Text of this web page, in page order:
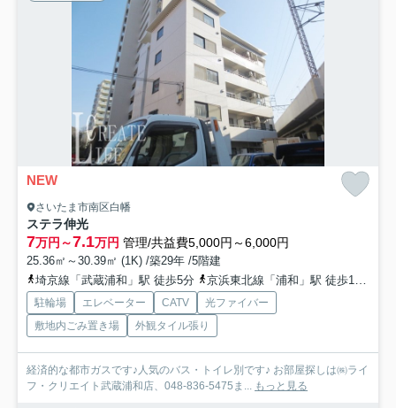
NEW
さいたま市南区白幡
ステラ伸光
7万円～7.1万円 管理/共益費5,000円～6,000円
25.36㎡～30.39㎡ (1K) /築29年 /5階建
埼京線「武蔵浦和」駅 徒歩5分
京浜東北線「浦和」駅 徒歩18分
駐輪場 エレベーター CATV
光ファイバー
敷地内ごみ置き場
外観タイル張り
経済的な都市ガスです♪人気のバス・トイレ別です♪ お部屋探しは㈱ライ
フ・クリエイト武蔵浦和店、048-836-5475ま... もっと見る